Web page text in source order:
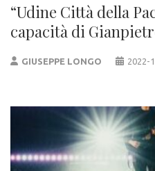
“Udine Città della
capacità di
GIUSEPPE LONGO 2022-